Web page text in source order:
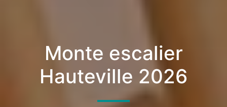
Monte escalier
Hauteville 2026